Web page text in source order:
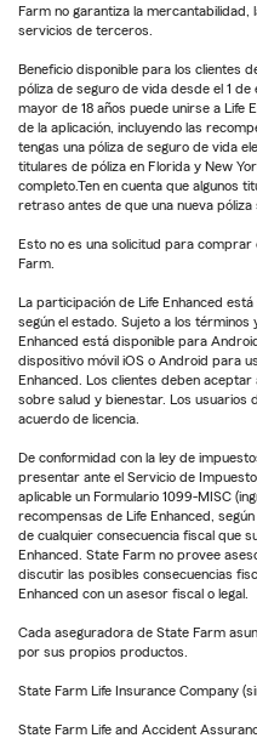
Farm no garantiza la mercantabilidad,
servicios de terceros.
Beneficio disponible para los clientes
póliza de seguro de vida desde el 1
mayor de 18 años puede unirse a Life
de la aplicación, incluyendo las
tengas una póliza de seguro de vida
titulares de póliza en Florida y New
completo.Ten en cuenta que algunos
retraso antes de que una nueva póliza
Esto no es una solicitud para
Farm.
La participación de Life Enhanced
según el estado. Sujeto a los términos
Enhanced está disponible para
dispositivo móvil iOS o Android para
Enhanced. Los clientes deben
sobre salud y bienestar. Los usuarios
acuerdo de licencia.
De conformidad con la ley de
presentar ante el Servicio de
aplicable un Formulario 1099-MISC
recompensas de Life Enhanced,
de cualquier consecuencia fiscal que
Enhanced. State Farm no provee
discutir las posibles consecuencias
Enhanced con un asesor fiscal o legal.
Cada aseguradora de State Farm
por sus propios productos.
State Farm Life Insurance Company
State Farm Life and Accident